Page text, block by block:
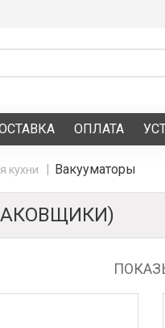
ОПЛАТА
кухни Вакууматоры